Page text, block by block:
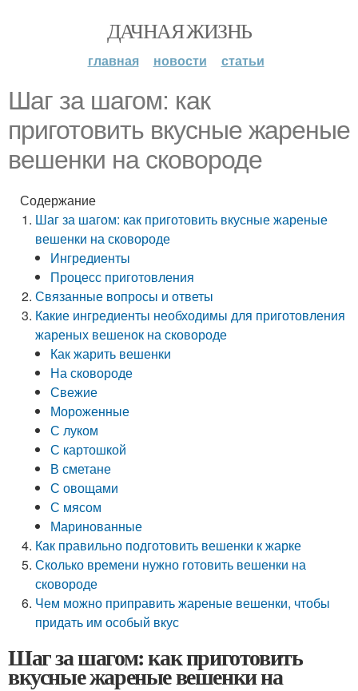
ДАЧНАЯ ЖИЗНЬ
главная новости статьи
Шаг за шагом: как
приготовить вкусные жареные
вешенки на сковороде
Содержание
Шаг за шагом: как приготовить вкусные жареные
вешенки на сковороде
Ингредиенты
Процесс приготовления
Связанные вопросы и ответы
Какие ингредиенты необходимы для приготовления
жареных вешенок на сковороде
Как жарить вешенки
На сковороде
Свежие
Мороженные
С луком
С картошкой
В сметане
С овощами
С мясом
Маринованные
Как правильно подготовить вешенки к жарке
Сколько времени нужно готовить вешенки на
сковороде
Чем можно приправить жареные вешенки, чтобы
придать им особый вкус
Шаг за шагом: как приготовить
вкусные жареные вешенки на